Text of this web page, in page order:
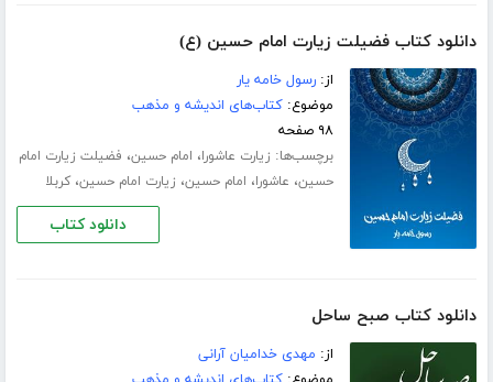
دانلود کتاب فضیلت زیارت امام حسین (ع)
از:رسول خامه یار
موضوع:کتاب‌های اندیشه و مذهب
۹۸ صفحه
برچسب‌ها: زیارت عاشورا، امام حسین، فضیلت زیارت امام
حسین، عاشورا، امام حسین، زیارت امام حسین،کربلا
دانلود کتاب
دانلود کتاب صبح ساحل
از: مهدی خدامیان آرانی